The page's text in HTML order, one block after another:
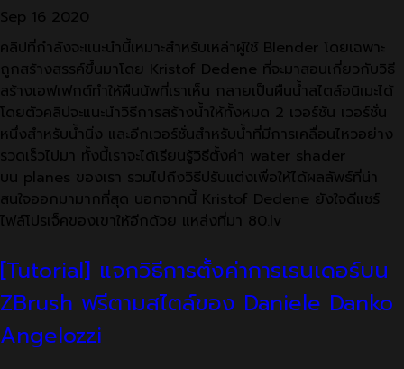
Sep 16 2020
คลิปที่กำลังจะแนะนำนี้เหมาะสำหรับเหล่าผู้ใช้ Blender โดยเฉพาะ
ถูกสร้างสรรค์ขึ้นมาโดย Kristof Dedene ที่จะมาสอนเกี่ยวกับวิธี
สร้างเอฟเฟกต์ทำให้ผืนน้พที่เราเห็น กลายเป็นผืนน้ำสไตล์อนิเมะได้
โดยตัวคลิปจะแนะนำวิธีการสร้างน้ำให้ทั้งหมด 2 เวอร์ชัน เวอร์ชั่น
หนึ่งสำหรับน้ำนิ่ง และอีกเวอร์ชั่นสำหรับน้ำที่มีการเคลื่อนไหวอย่าง
รวดเร็วไปมา ทั้งนี้เราจะได้เรียนรู้วิธีตั้งค่า water shader
บน planes ของเรา รวมไปถึงวิธีปรับแต่งเพื่อให้ได้ผลลัพธ์ที่น่า
สนใจออกมามากที่สุด นอกจากนี้ Kristof Dedene ยังใจดีแชร์
ไฟล์โปรเจ็คของเขาให้อีกด้วย แหล่งที่มา 80.lv
[Tutorial] แจกวิธีการตั้งค่าการเรนเดอร์บน
ZBrush ฟรีตามสไตล์ของ Daniele Danko
Angelozzi